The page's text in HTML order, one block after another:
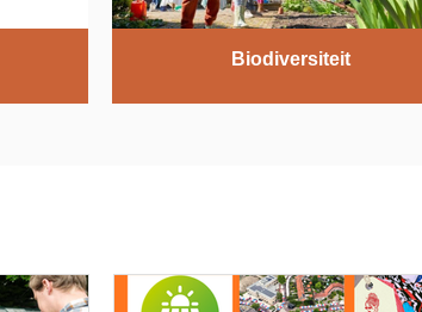
Biodiversiteit